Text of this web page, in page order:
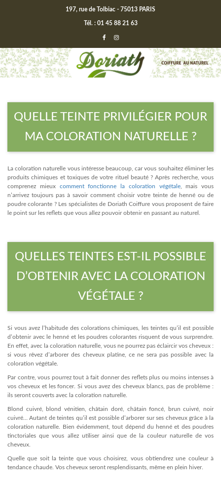
197, rue de Tolbiac - 75013 PARIS
Tél. : 01 45 88 21 63
QUELLE TEINTE PRIVILÉGIER POUR
MA COLORATION NATURELLE ?
La coloration naturelle vous intéresse beaucoup, car vous souhaitez éliminer les
produits chimiques et toxiques de votre rituel beauté ? Après recherche, vous
comprenez mieux comment fonctionne la coloration végétale, mais vous
n’arrivez toujours pas à savoir comment choisir votre teinte de henné ou de
poudre colorante ? Les spécialistes de Doriath Coiffure vous proposent de faire
le point sur les reflets que vous allez pouvoir obtenir en passant au naturel.
QUELLES TEINTES EST-IL POSSIBLE
D’OBTENIR AVEC LA COLORATION
VÉGÉTALE ?
Si vous avez l’habitude des colorations chimiques, les teintes qu’il est possible
d’obtenir avec le henné et les poudres colorantes risquent de vous surprendre.
En effet, avec la coloration naturelle, vous ne pourrez pas éclaircir vos cheveux :
si vous rêvez d’arborer des cheveux platine, ce ne sera pas possible avec la
coloration végétale.
Par contre, vous pourrez tout à fait donner des reflets plus ou moins intenses à
vos cheveux et les foncer. Si vous avez des cheveux blancs, pas de problème :
ils seront couverts avec la coloration naturelle.
Blond cuivré, blond vénitien, châtain doré, châtain foncé, brun cuivré, noir
cuivré… Autant de teintes qu’il est possible d’arborer sur ses cheveux grâce à la
coloration naturelle. Bien évidemment, tout dépend du henné et des poudres
tinctoriales que vous allez utiliser ainsi que de la couleur naturelle de vos
cheveux.
Quelle que soit la teinte que vous choisirez, vous obtiendrez une couleur à
tendance chaude. Vos cheveux seront resplendissants, même en plein hiver.